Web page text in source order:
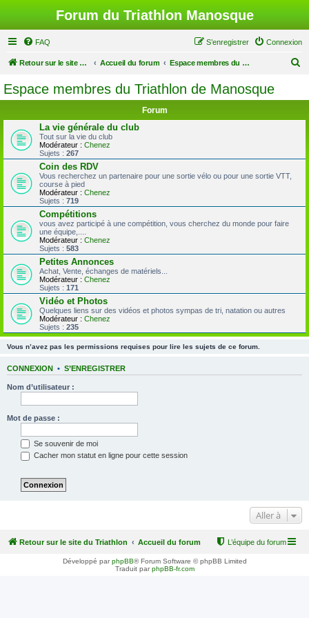
Forum du Triathlon Manosque
FAQ Connexion
S’enregistrer
Retour sur le site du Triathlon Accueil du forum Espace membres du Triathlon de Manosque
c
Espace membres du Triathlon de Manosque
Forum
La vie générale du club
Tout sur la vie du club
Modérateur : Chenez
Sujets : 267
Coin des RDV
Vous recherchez un partenaire pour une sortie vélo ou pour une sortie VTT,
course à pied
Modérateur : Chenez
Sujets : 719
Compétitions
vous avez participé à une compétition, vous cherchez du monde pour faire
une équipe,....
Modérateur : Chenez
Sujets : 583
Petites Annonces
Achat, Vente, échanges de matériels...
Modérateur : Chenez
Sujets : 171
Vidéo et Photos
Quelques liens sur des vidéos et photos sympas de tri, natation ou autres
Modérateur : Chenez
Sujets : 235
Vous n’avez pas les permissions requises pour lire les sujets de ce forum.
CONNEXION • S’ENREGISTRER
Nom d’utilisateur :
Mot de passe :
Se souvenir de moi
Cacher mon statut en ligne pour cette session
Aller à
Retour sur le site du Triathlon Accueil du forum L’équipe du forum
Développé parphpBB® Forum Software © phpBB Limited
Traduit parphpBB-fr.com